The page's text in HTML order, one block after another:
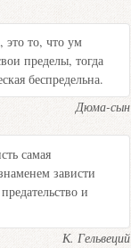
это то, что ум
пределы, тогда
беспредельна.
Дюма-сын
самая
зависти
и
К. Гельвеций